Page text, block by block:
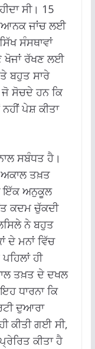
ਸੀ। 15
ਜਾਂਚ ਲਈ
ਸੰਸਥਾਵਾਂ
ਖੋਜਾਂ ਰੱਖਣ ਲਈ
ਬਹੁਤ ਸਾਰੇ
ਜੋ ਸੋਚਦੇ ਹਨ ਕਿ
ਪੇਸ਼ ਕੀਤਾ
ਸਬੰਧਤ ਹੈ।
ਤਖ਼ਤ
ਇੱਕ ਅਨੁਕੂਲ
ਕਦਮ ਚੁੱਕਦੀ
ਨੇ ਬਹੁਤ
ਦੇ ਮਨਾਂ ਵਿੱਚ
ਹੀ
ਤਖ਼ਤ ਦੇ ਦਖਲ
ਧਾਰਨਾ ਕਿ
ਦੁਆਰਾ
ਕੀਤੀ ਗਈ ਸੀ,
ਕੀਤਾ ਹੈ